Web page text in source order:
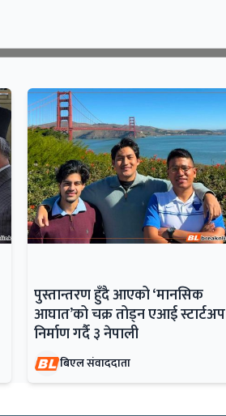
पुस्तान्तरण हुँदै आएको ‘मानसिक
आघात’को चक्र तोड्न एआई स्टार्टअप
निर्माण गर्दै ३ नेपाली
बिएल संवाददाता